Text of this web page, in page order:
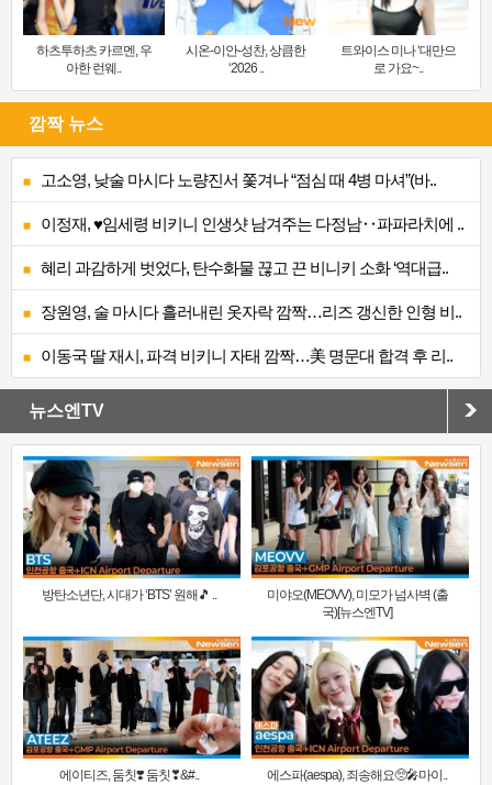
하츠투하츠 카르멘, 우
아한 런웨..
시온-이안-성찬, 상큼한
‘2026 ..
트와이스 미나 ‘대만으
로 가요~..
깜짝 뉴스
고소영, 낮술 마시다 노량진서 쫓겨나 “점심 때 4병 마셔”(바..
이정재, ♥임세령 비키니 인생샷 남겨주는 다정남‥파파라치에 ..
혜리 과감하게 벗었다, 탄수화물 끊고 끈 비니키 소화 ‘역대급..
장원영, 술 마시다 흘러내린 옷자락 깜짝…리즈 갱신한 인형 비..
이동국 딸 재시, 파격 비키니 자태 깜짝…美 명문대 합격 후 리..
뉴스엔TV
방탄소년단, 시대가 ‘BTS’ 원해🎵 ..
미야오(MEOVV), 미모가 넘사벽 (출
국)[뉴스엔TV]
에이티즈, 둠칫❣️ 둠칫❣&#.. 에스파(aespa), 죄송해요🥺🎤마이..